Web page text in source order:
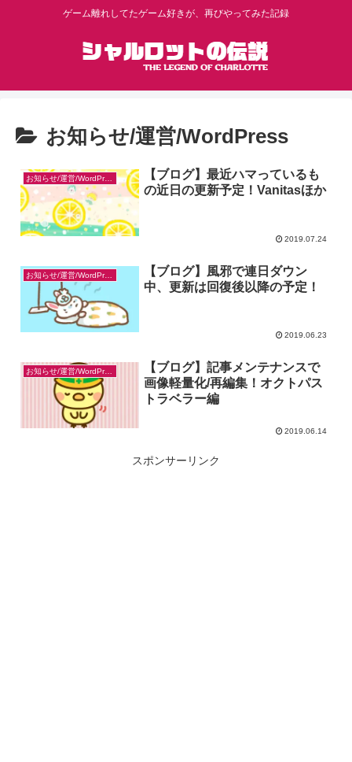
ゲーム離れしてたゲーム好きが、再びやってみた記録
お知らせ/運営/WordPress
お知らせ/運営/WordPress
【ブログ】最近ハマっているも
の近日の更新予定！Vanitasほか
2019.07.24
お知らせ/運営/WordPress
【ブログ】風邪で連日ダウン
中、更新は回復後以降の予定！
2019.06.23
お知らせ/運営/WordPress
【ブログ】記事メンテナンスで
画像軽量化/再編集！オクトパス
トラベラー編
2019.06.14
スポンサーリンク